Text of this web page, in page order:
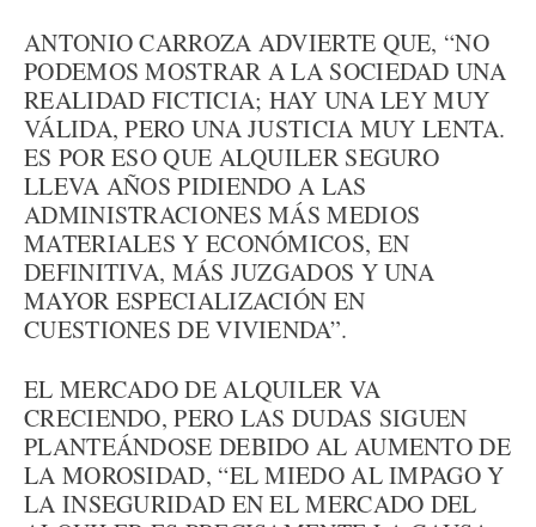
ANTONIO CARROZA ADVIERTE QUE, “NO
PODEMOS MOSTRAR A LA SOCIEDAD UNA
REALIDAD FICTICIA; HAY UNA LEY MUY
VÁLIDA, PERO UNA JUSTICIA MUY LENTA.
ES POR ESO QUE ALQUILER SEGURO
LLEVA AÑOS PIDIENDO A LAS
ADMINISTRACIONES MÁS MEDIOS
MATERIALES Y ECONÓMICOS, EN
DEFINITIVA, MÁS JUZGADOS Y UNA
MAYOR ESPECIALIZACIÓN EN
CUESTIONES DE VIVIENDA”.
EL MERCADO DE ALQUILER VA
CRECIENDO, PERO LAS DUDAS SIGUEN
PLANTEÁNDOSE DEBIDO AL AUMENTO DE
LA MOROSIDAD, “EL MIEDO AL IMPAGO Y
LA INSEGURIDAD EN EL MERCADO DEL